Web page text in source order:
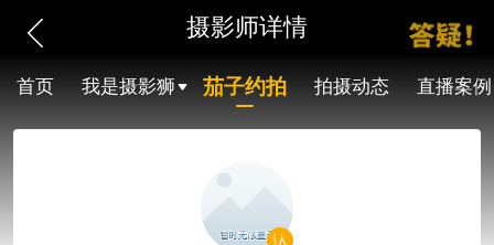
摄影师详情
首页 我是摄影狮 茄子约拍 拍摄动态 直播案例